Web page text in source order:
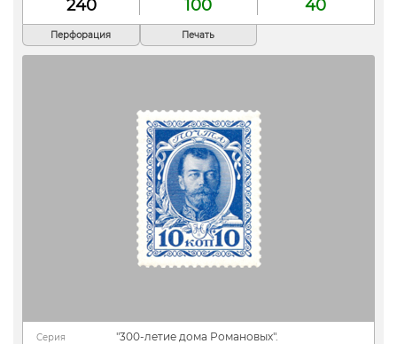
240 100 40
Перфорация Печать
Серия "300-летие дома Романовых".